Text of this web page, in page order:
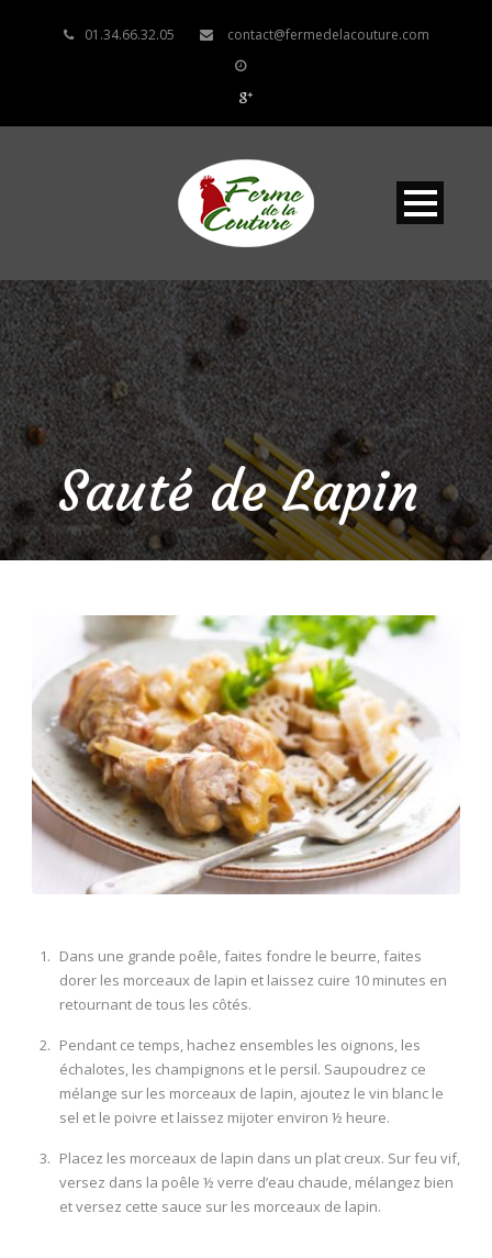
01.34.66.32.05 contact@fermedelacouture.com
Sauté de Lapin
Dans une grande poêle, faites fondre le beurre, faites
dorer les morceaux de lapin et laissez cuire 10 minutes en
retournant de tous les côtés.
Pendant ce temps, hachez ensembles les oignons, les
échalotes, les champignons et le persil. Saupoudrez ce
mélange sur les morceaux de lapin, ajoutez le vin blanc le
sel et le poivre et laissez mijoter environ ½ heure.
Placez les morceaux de lapin dans un plat creux. Sur feu vif,
versez dans la poêle ½ verre d’eau chaude, mélangez bien
et versez cette sauce sur les morceaux de lapin.